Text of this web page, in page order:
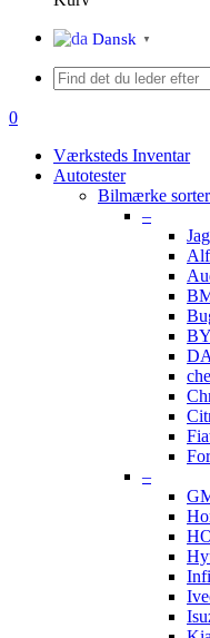
Menu
Dansk ▼
search
0
Værksteds Inventar
Autotester
Bilmærke
–
–